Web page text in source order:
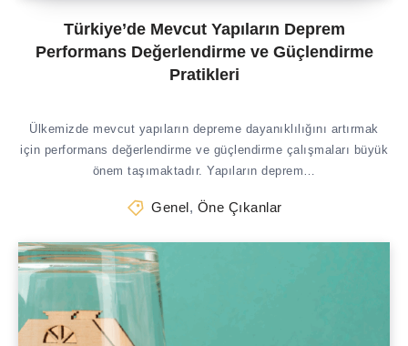
Türkiye’de Mevcut Yapıların Deprem
Performans Değerlendirme ve Güçlendirme
Pratikleri
Ülkemizde mevcut yapıların depreme dayanıklılığını artırmak
için performans değerlendirme ve güçlendirme çalışmaları büyük
önem taşımaktadır. Yapıların deprem…
Genel, Öne Çıkanlar